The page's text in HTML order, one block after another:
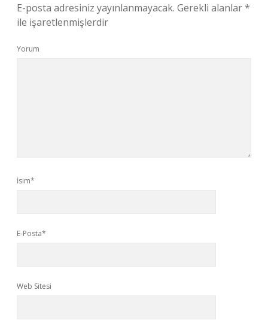
E-posta adresiniz yayınlanmayacak. Gerekli alanlar*
ile işaretlenmişlerdir
Yorum
İsim*
E-Posta*
Web Sitesi